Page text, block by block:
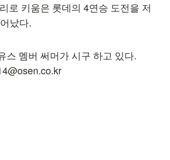
로 키움은 롯데의 4연승 도전을 저
났다.
스 멤버 써머가 시구 하고 있다.